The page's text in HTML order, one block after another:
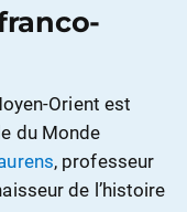
Orient est
du Monde
, professeur
de l’histoire